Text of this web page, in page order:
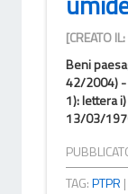
[CREATO
Beni
42/2004) -
1): lettera
13/03/
TAG:PTPR |